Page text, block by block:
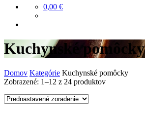
0,00 €
Kuchynské pomôcky
Domov Kategórie Kuchynské pomôcky
Zobrazené: 1–12 z 24 produktov